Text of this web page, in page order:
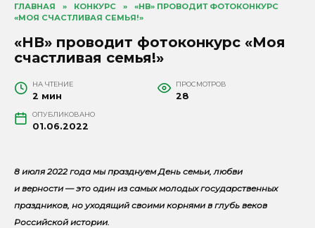
ГЛАВНАЯ » КОНКУРС »
«НВ» ПРОВОДИТ ФОТОКОНКУРС
«МОЯ СЧАСТЛИВАЯ СЕМЬЯ!»
«НВ» проводит фотоконкурс «Моя
счастливая семья!»
НА ЧТЕНИЕ
2 мин
ПРОСМОТРОВ
28
ОПУБЛИКОВАНО
01.06.2022
8 июля 2022 года мы празднуем День семьи, любви
и верности — это один из самых молодых государственных
праздников, но уходящий своими корнями в глубь веков
Российской истории.